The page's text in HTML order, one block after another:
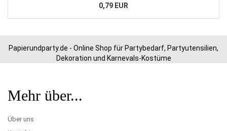
0,79 EUR
Papierundparty.de - Online Shop für Partybedarf, Partyutensilien,
Dekoration und Karnevals-Kostüme
Mehr über...
Über uns